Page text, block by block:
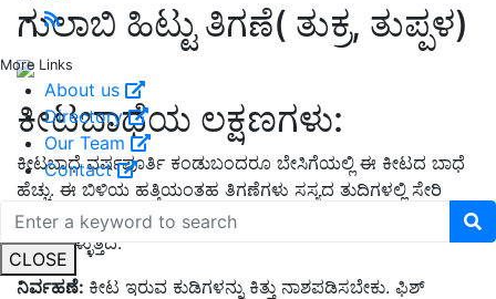
More Links
About us
Directory
Our Team
Contact
CLOSE
ಗುಲಾಬಿ ಹಿಟ್ಟು ತಿಗಣೆ( ತುಕ್ರ, ತುಪ್ಪಳ)
ಕೀಟಬಾಧೆಯ ಲಕ್ಷಣಗಳು:
ಕೀಟಬಾಧೆ ವರ್ಷಪೂರ್ತಿ ಕಂಡುಬಂದರೂ ಬೇಸಿಗೆಯಲ್ಲಿ ಈ ಕೀಟದ ಬಾಧೆ
ಹೆಚ್ಚು. ಈ ಬಿಳಿಯ ಹತ್ತಿಯಂತಹ ತಿಗಣೆಗಳು ಸಸ್ಯದ ತುದಿಗಳಲ್ಲಿ ಸೇರಿ
ರಸವನ್ನು ಹೀರುತ್ತವೆ.ಕುಡಿಯ ಎಲೆಗಳು ಸುಕ್ಕುಗಟ್ಟಿ ಸೊಪ್ಪಿನ ಇಳುವರಿ
ಕಡಿತಗೊಳ್ಳುತ್ತದೆ.
ನಿರ್ವಹಣೆ: ಕೀಟ ಇರುವ ಕುಡಿಗಳನ್ನು ಕಿತ್ತು ನಾಶಪಡಿಸಬೇಕು. ಫಿಶ್